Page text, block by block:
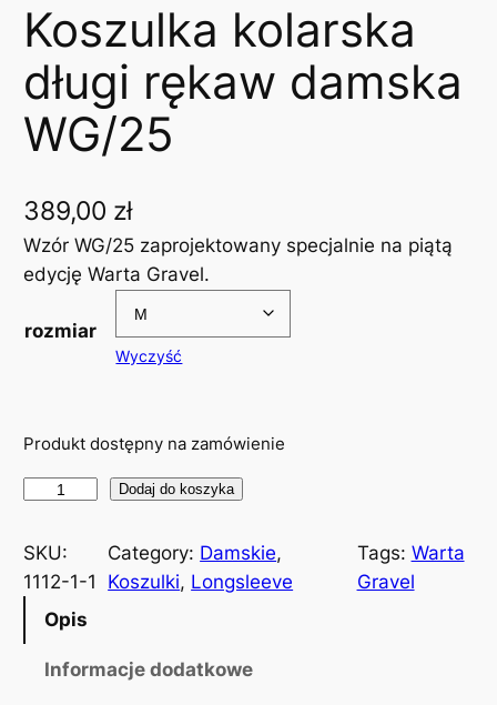
Koszulka kolarska
długi rękaw damska
WG/25
389,00 zł
Wzór WG/25 zaprojektowany specjalnie na piątą
edycję Warta Gravel.
rozmiar
Wyczyść
Produkt dostępny na zamówienie
o
ś
Dodaj do koszyka
SKU:
1112-1-1
Category: Damskie
Koszulki, Longsleeve
Tags: Warta
Gravel
Opis
Informacje dodatkowe